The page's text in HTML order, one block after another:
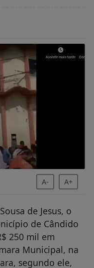
A- A+
de Jesus, o
de Cândido
250 mil em
Municipal, na
segundo ele,